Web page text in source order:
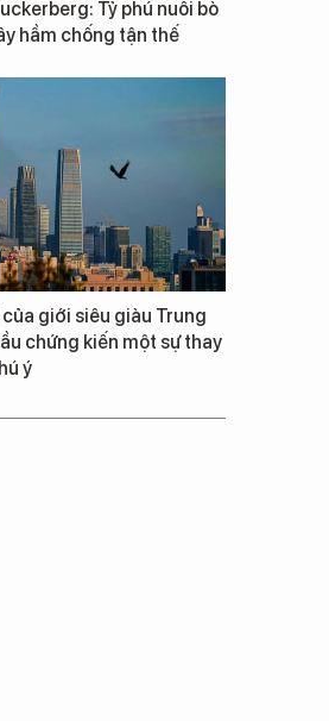
Tỷ phú nuôi bò
hầm chống tận thế
của giới siêu giàu Trung
chứng kiến một sự thay
ý